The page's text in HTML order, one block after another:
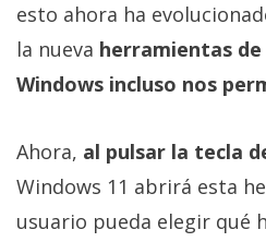
esto ahora ha
la nueva herramientas
Windows incluso nos
Ahora, al pulsar la tecla
Windows 11 abrirá esta
usuario pueda elegir qué